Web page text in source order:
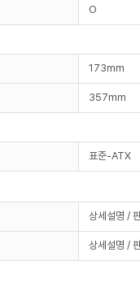
O
173mm
357mm
표준-ATX
상세설명 /
상세설명 /